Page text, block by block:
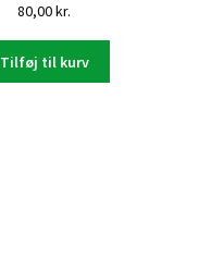
80,00kr.
Tilføj til kurv